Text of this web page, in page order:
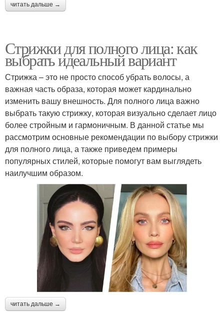
читать дальше →
Стрижки для полного лица: как
выбрать идеальный вариант
Стрижка – это не просто способ убрать волосы, а
важная часть образа, которая может кардинально
изменить вашу внешность. Для полного лица важно
выбрать такую стрижку, которая визуально сделает лицо
более стройным и гармоничным. В данной статье мы
рассмотрим основные рекомендации по выбору стрижки
для полного лица, а также приведем примеры
популярных стилей, которые помогут вам выглядеть
наилучшим образом.
читать дальше →